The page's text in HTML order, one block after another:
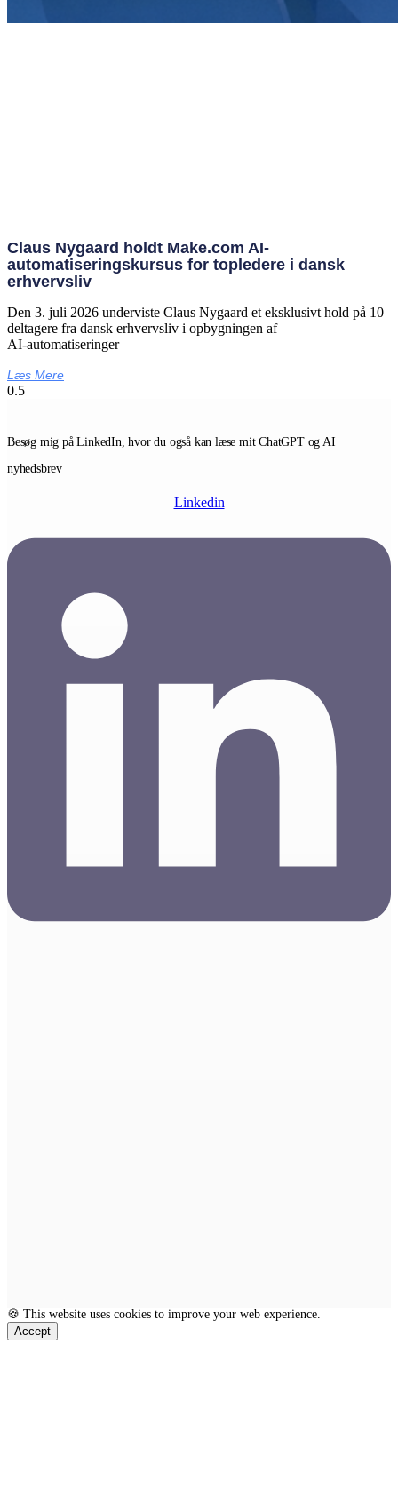
Claus Nygaard holdt Make.com AI-
automatiseringskursus for topledere i dansk
erhvervsliv
Den 3. juli 2026 underviste Claus Nygaard et eksklusivt hold på 10
deltagere fra dansk erhvervsliv i opbygningen af
AI‑automatiseringer
Læs Mere
Besøg mig på LinkedIn, hvor du også kan læse mit ChatGPT og AI
nyhedsbrev
Linkedin
🍪 This website uses cookies to improve your web experience.
Accept